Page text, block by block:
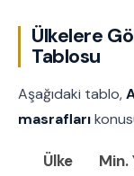
Ülkelere
Tablosu
Aşağıdaki tablo,
masrafları
Ülke Min.